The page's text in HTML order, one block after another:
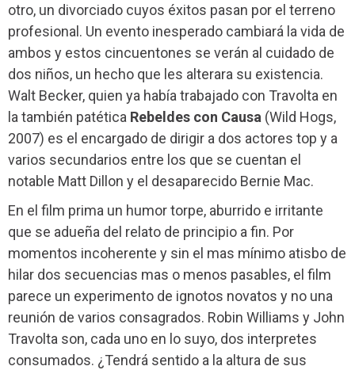
otro, un divorciado cuyos éxitos pasan por el terreno
profesional. Un evento inesperado cambiará la vida de
ambos y estos cincuentones se verán al cuidado de
dos niños, un hecho que les alterara su existencia.
Walt Becker, quien ya había trabajado con Travolta en
la también patética Rebeldes con Causa (Wild Hogs,
2007) es el encargado de dirigir a dos actores top y a
varios secundarios entre los que se cuentan el
notable Matt Dillon y el desaparecido Bernie Mac.
En el film prima un humor torpe, aburrido e irritante
que se adueña del relato de principio a fin. Por
momentos incoherente y sin el mas mínimo atisbo de
hilar dos secuencias mas o menos pasables, el film
parece un experimento de ignotos novatos y no una
reunión de varios consagrados. Robin Williams y John
Travolta son, cada uno en lo suyo, dos interpretes
consumados. ¿Tendrá sentido a la altura de sus